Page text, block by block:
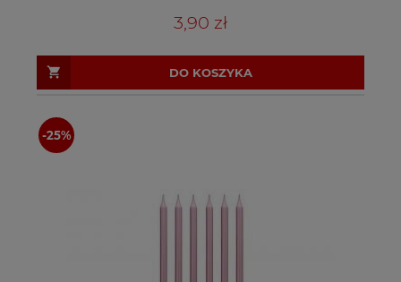
3,90 zł
DO KOSZYKA